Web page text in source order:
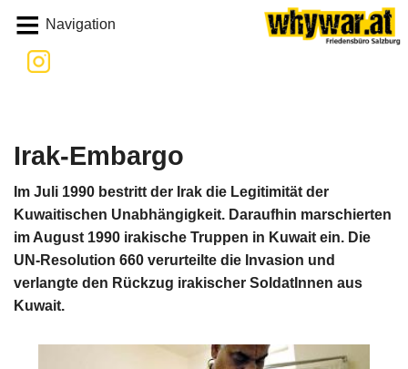
Navigation
Whywar
Irak-Embargo
Im Juli 1990 bestritt der Irak die Legitimität der
Kuwaitischen Unabhängigkeit. Daraufhin marschierten
im August 1990 irakische Truppen in Kuwait ein. Die
UN-Resolution 660 verurteilte die Invasion und
verlangte den Rückzug irakischer SoldatInnen aus
Kuwait.